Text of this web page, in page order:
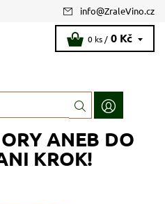
info@ZraleVino.cz
0 ks / 0 Kč
ANEB DO
KROK!